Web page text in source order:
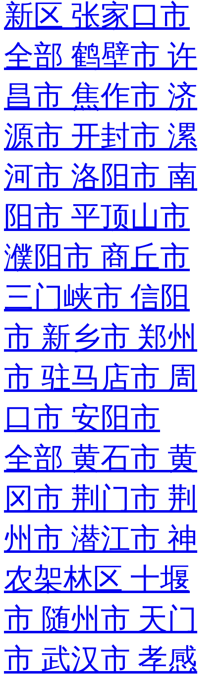
新区 张家口市
全部 鹤壁市 许
昌市 焦作市 济
源市 开封市 漯
河市 洛阳市 南
阳市 平顶山市
濮阳市 商丘市
三门峡市 信阳
市 新乡市 郑州
市 驻马店市 周
口市 安阳市
全部 黄石市 黄
冈市 荆门市 荆
州市 潜江市 神
农架林区 十堰
市 随州市 天门
市 武汉市 孝感